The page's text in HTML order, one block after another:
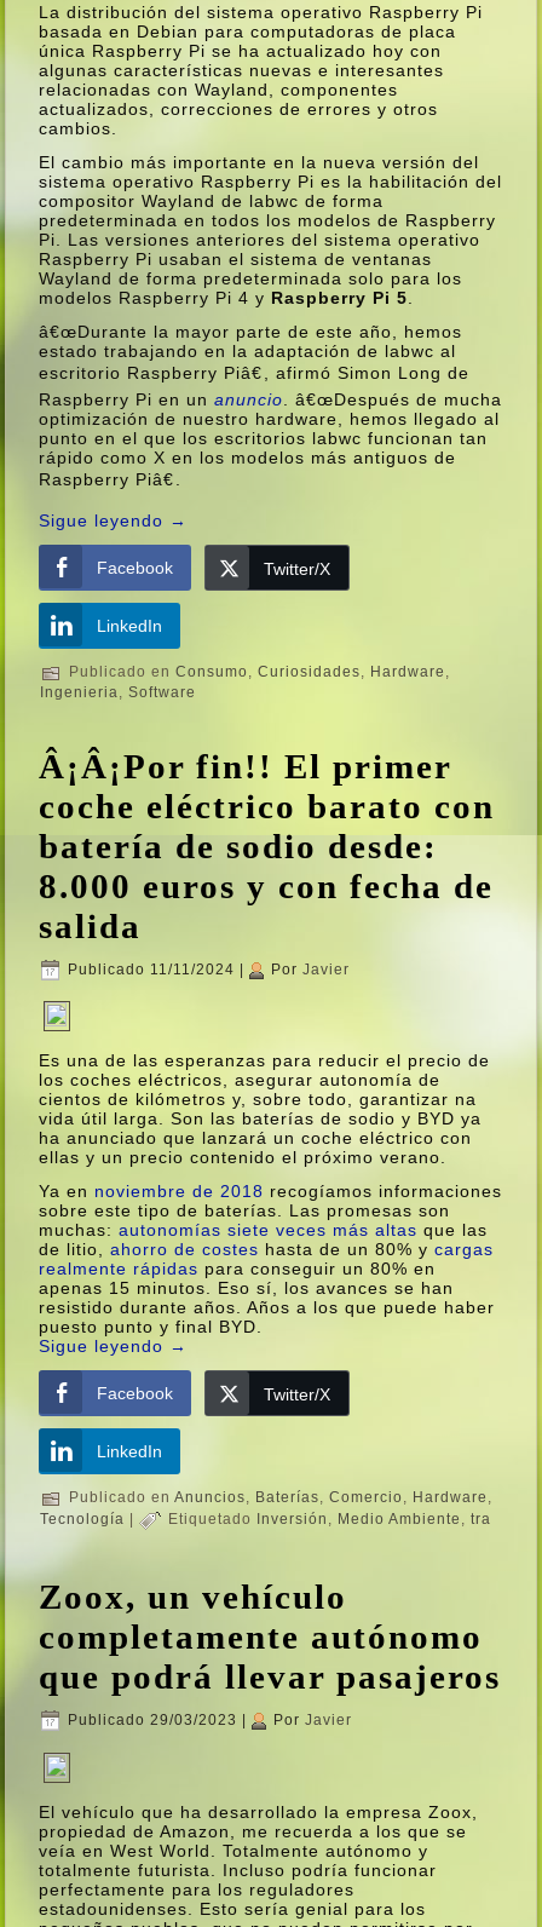
La distribución del sistema operativo Raspberry Pi
basada en Debian para computadoras de placa
única Raspberry Pi se ha actualizado hoy con
algunas caracterí­sticas nuevas e interesantes
relacionadas con Wayland, componentes
actualizados, correcciones de errores y otros
cambios.
El cambio más importante en la nueva versión del
sistema operativo Raspberry Pi es la habilitación del
compositor Wayland de labwc de forma
predeterminada en todos los modelos de Raspberry
Pi. Las versiones anteriores del sistema operativo
Raspberry Pi usaban el sistema de ventanas
Wayland de forma predeterminada solo para los
modelos Raspberry Pi 4 y Raspberry Pi 5
â€œDurante la mayor parte de este año, hemos
estado trabajando en la adaptación de labwc al
escritorio Raspberry Piâ€, afirmó Simon Long de
Raspberry Pi en unanuncio . â€œDespués de mucha
optimización de nuestro hardware, hemos llegado al
punto en el que los escritorios labwc funcionan tan
rápido como X en los modelos más antiguos de
Raspberry Piâ€.
Sigue leyendo →
Facebook Twitter/X
LinkedIn
Publicado en Consumo ,Curiosidades Hardware
Ingenieria
,Software
Â¡Â¡Por fin!! El primer
coche eléctrico barato con
baterí­a de sodio desde:
8.000 euros y con fecha de
salida
Publicado 11/11/2024 | Por Javier
Es una de las esperanzas para reducir el precio de
los coches eléctricos, asegurar autonomí­a de
cientos de kilómetros y, sobre todo, garantizar na
vida útil larga. Son las baterí­as de sodio y BYD ya
ha anunciado que lanzará un coche eléctrico con
ellas y un precio contenido el próximo verano.
Ya en noviembre de 2018 recogí­amos informaciones
sobre este tipo de baterí­as. Las promesas son
muchas:autonomí­as siete veces más altas que las
de litio,ahorro de costes hasta de un 80% ycargas
realmente rápidas para conseguir un 80% en
apenas 15 minutos. Eso sí­, los avances se han
resistido durante años. Años a los que puede haber
puesto punto y final BYD.
Sigue leyendo →
Facebook Twitter/X
LinkedIn
Publicado en Anuncios, Baterí­as,Comercio , Hardware ,
Tecnologí­a
| Etiquetado Inversión , Medio Ambiente ,tra
Zoox, un vehí­culo
completamente autónomo
que podrá llevar pasajeros
Publicado 29/03/2023 Por Javier
El vehí­culo que ha desarrollado la empresa Zoox,
propiedad de Amazon, me recuerda a los que se
veí­a en West World. Totalmente autónomo y
totalmente futurista. Incluso podrí­a funcionar
perfectamente para los reguladores
estadounidenses. Esto serí­a genial para los